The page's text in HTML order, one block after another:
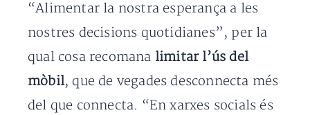
“Alimentar la nostra esperança a les
nostres decisions quotidianes”, per la
qual cosa recomana limitar l’ús del
mòbil, que de vegades desconnecta més
del que connecta. “En xarxes socials és